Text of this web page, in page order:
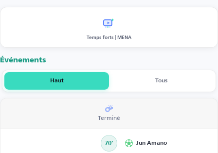
Temps forts | MENA
Événements
Haut Tous
Terminé
70’ Jun Amano